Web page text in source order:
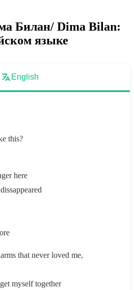
Билан/ Dima Bilan:
языке
English
this?
here
that never loved me,
myself together